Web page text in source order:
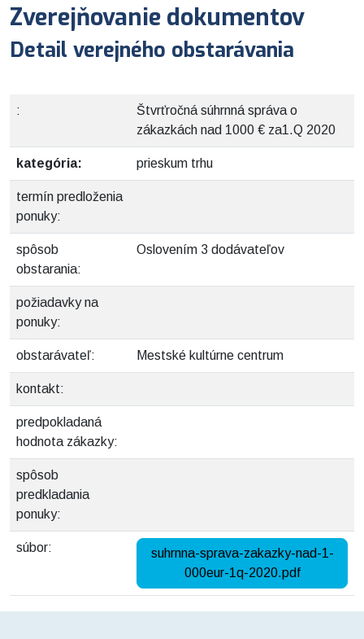
Zverejňovanie dokumentov
Detail verejného obstarávania
:
Štvrťročná súhrnná správa o
zákazkách nad 1000 € za1.Q 2020
kategória: prieskum trhu
termín predloženia
ponuky:
spôsob
obstarania:
Oslovením 3 dodávateľov
požiadavky na
ponuky:
obstarávateľ: Mestské kultúrne centrum
kontakt:
predpokladaná
hodnota zákazky:
spôsob
predkladania
ponuky:
súbor:
suhrnna-sprava-zakazky-nad-1-
000eur-1q-2020.pdf